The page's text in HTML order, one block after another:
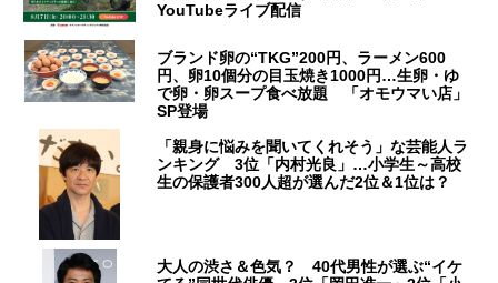
YouTubeライブ配信
ブランド卵の“TKG”200円、ラーメン600
円、卵10個分の目玉焼き1000円…生卵・ゆ
で卵・卵スープ食べ放題 「オモウマい店」
SP登場
「親身に悩みを聞いてくれそう」な芸能人ラ
ンキング 3位「内村光良」…小学生～高校
生の保護者300人超が選んだ2位＆1位は？
大人の渋さ＆色気？ 40代男性が選ぶ“イケ